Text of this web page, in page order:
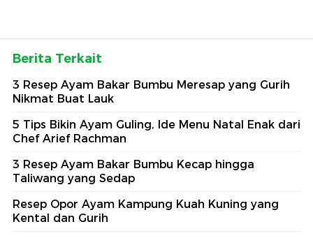
Berita Terkait
3 Resep Ayam Bakar Bumbu Meresap yang Gurih
Nikmat Buat Lauk
5 Tips Bikin Ayam Guling, Ide Menu Natal Enak dari
Chef Arief Rachman
3 Resep Ayam Bakar Bumbu Kecap hingga
Taliwang yang Sedap
Resep Opor Ayam Kampung Kuah Kuning yang
Kental dan Gurih